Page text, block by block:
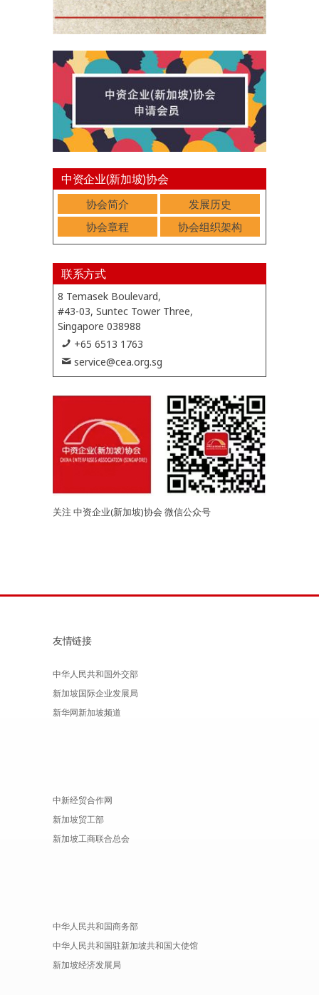
中资企业(新加坡)协会
协会简介
发展历史
协会章程
协会组织架构
联系方式
8 Temasek Boulevard,
#43-03, Suntec Tower Three,
Singapore 038988
+65 6513 1763
service@cea.org.sg
关注 中资企业(新加坡)协会 微信公众号
友情链接
中华人民共和国外交部
新加坡国际企业发展局
新华网新加坡频道
中新经贸合作网
新加坡贸工部
新加坡工商联合总会
中华人民共和国商务部
中华人民共和国驻新加坡共和国大使馆
新加坡经济发展局